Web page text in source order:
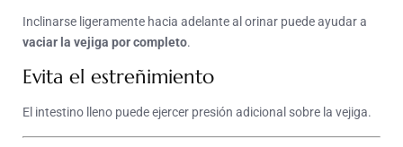
Inclinarse ligeramente hacia adelante al orinar puede ayudar a
vaciar la vejiga por completo.
Evita el estreñimiento
El intestino lleno puede ejercer presión adicional sobre la vejiga.